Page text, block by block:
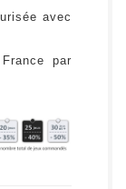
avec
par